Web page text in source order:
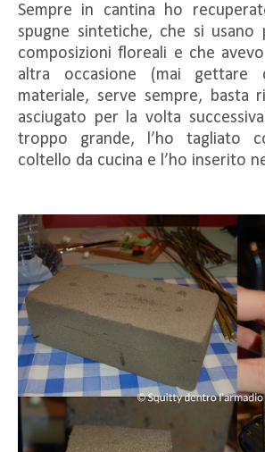
Sempre in cantina ho
spugne sintetiche, che si usano
composizioni floreali e che
altra occasione (mai
materiale, serve sempre, basta
asciugato per la volta
troppo grande, l’ho tagliato
coltello da cucina e l’ho inserito